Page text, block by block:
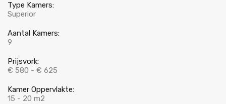
Type Kamers:
Superior
Aantal Kamers:
9
Prijsvork:
€ 580 - € 625
Kamer Oppervlakte:
15 - 20 m2